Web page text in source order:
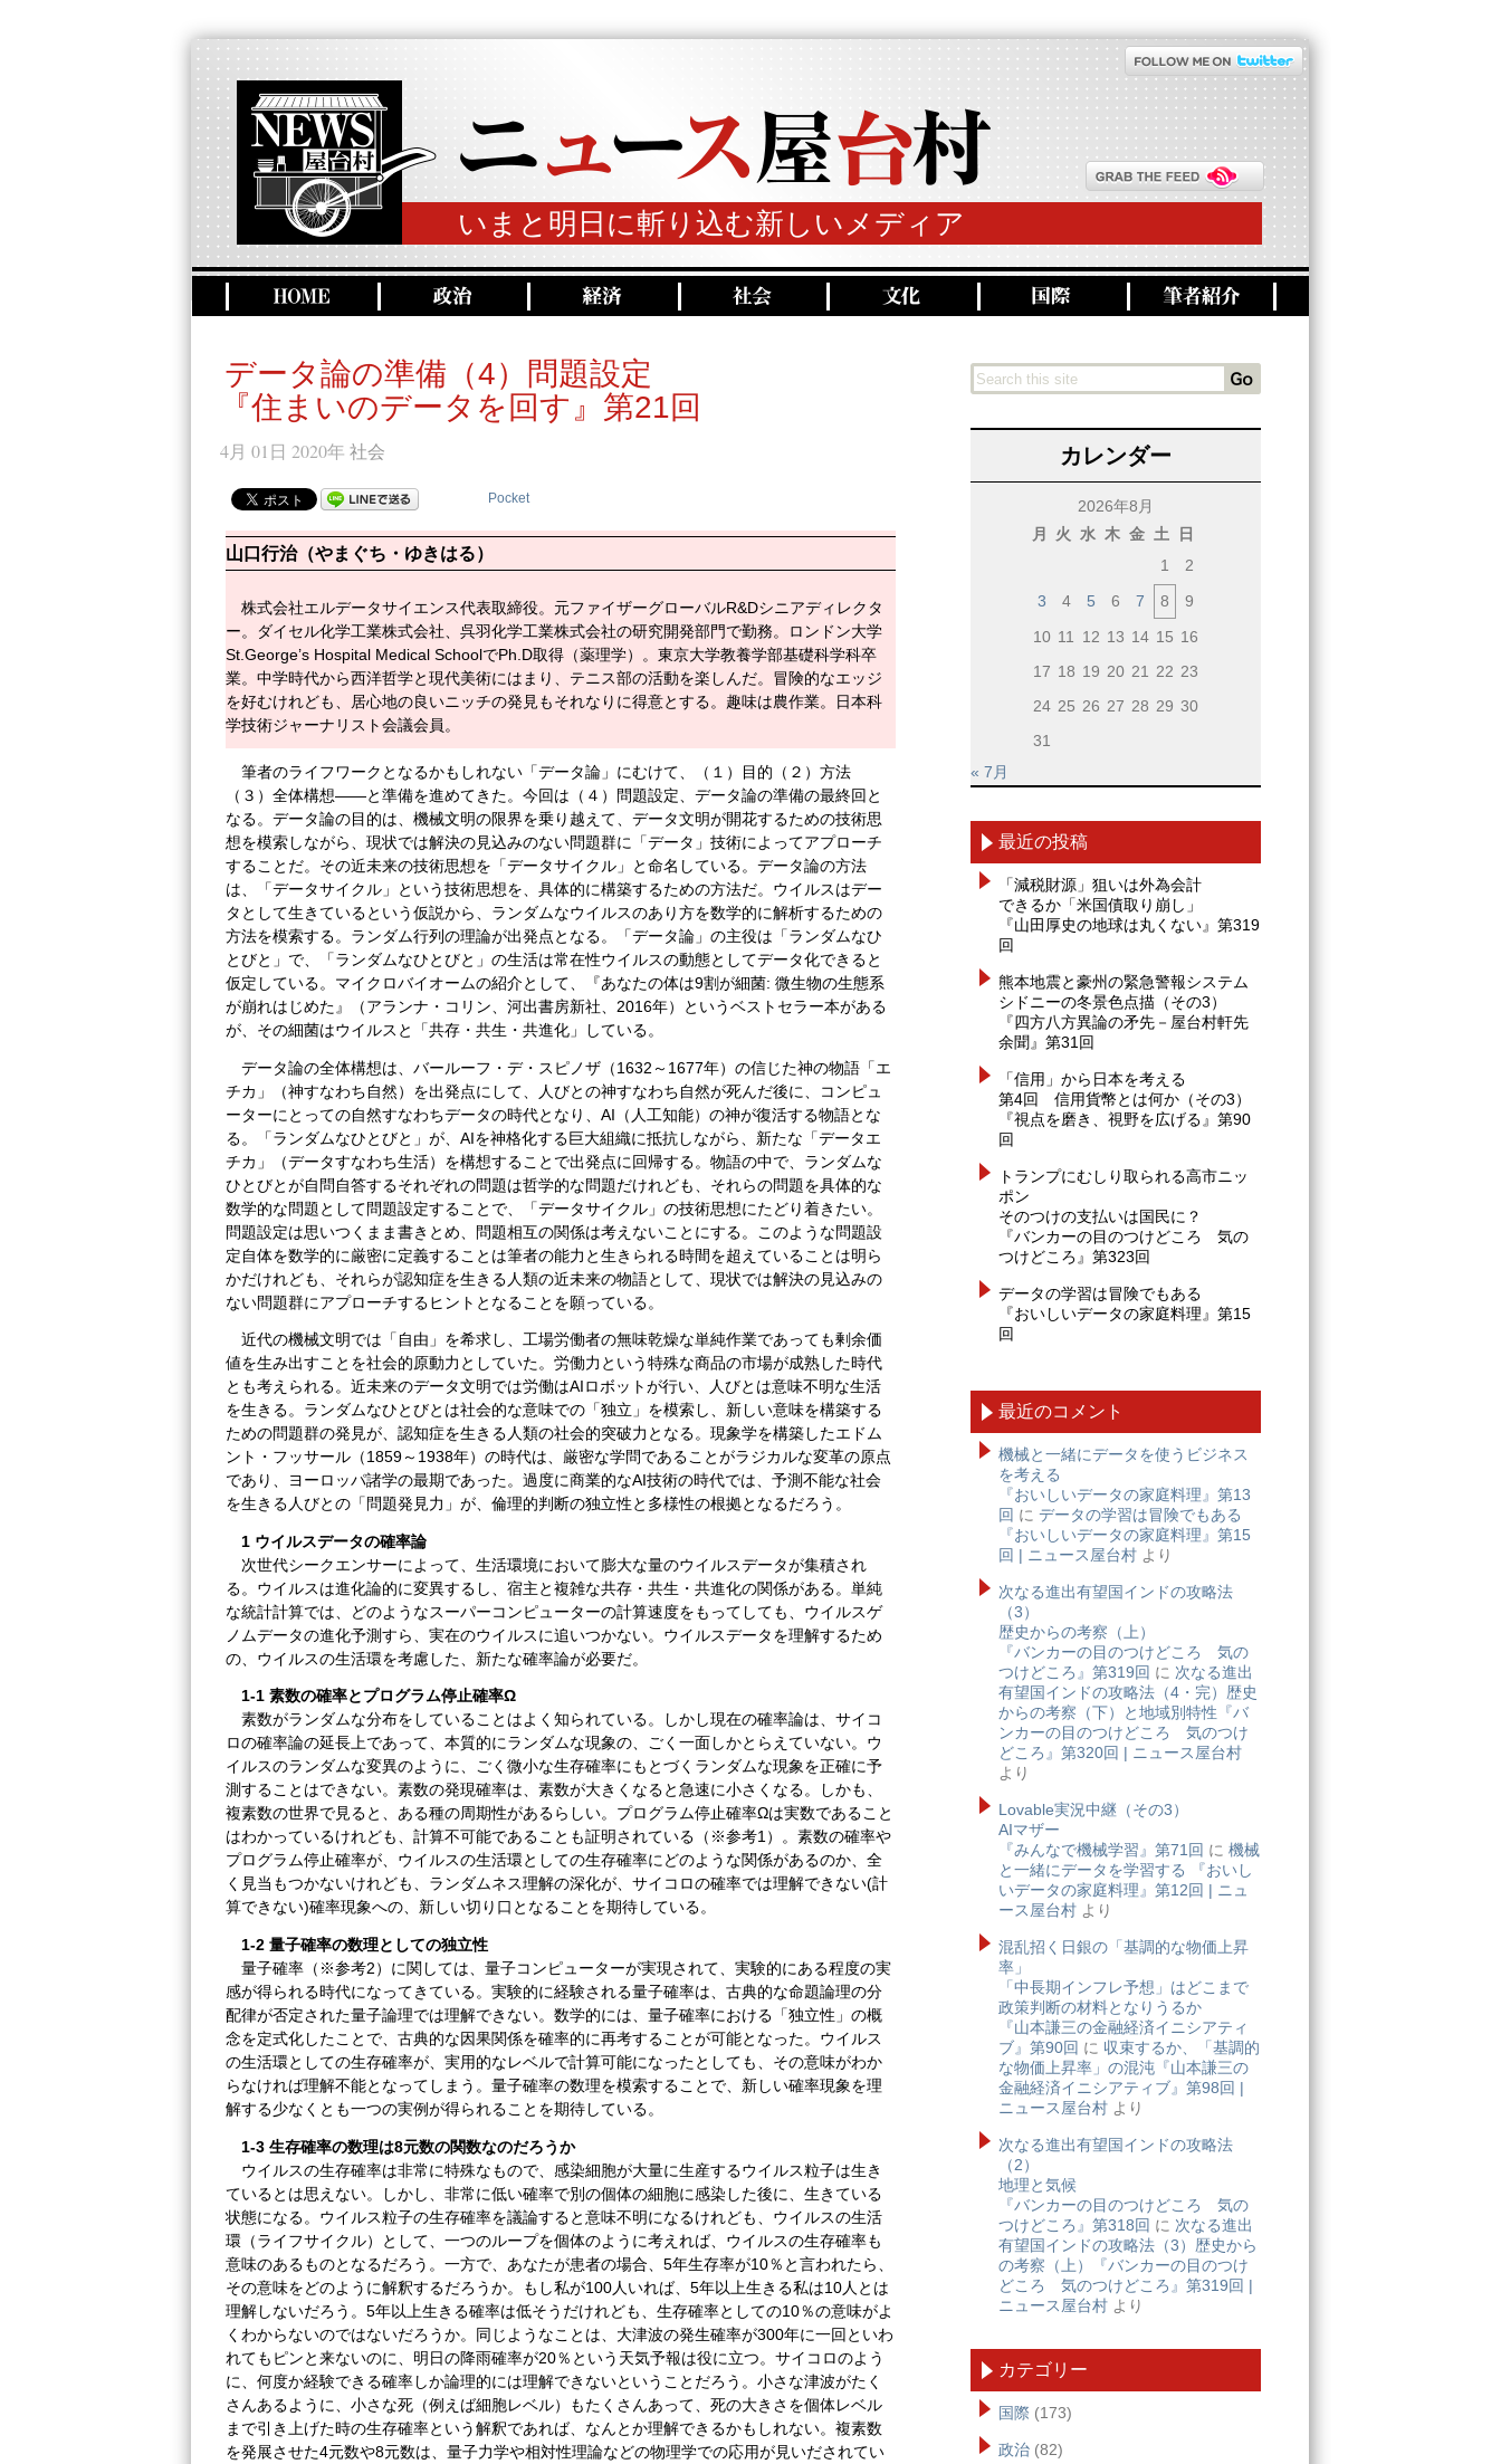
いまと明日に斬り込む新しいメディア
データ論の準備（4）問題設定
『住まいのデータを回す』第21回
4月 01日 2020年 社会
Pocket
山口行治（やまぐち・ゆきはる）
株式会社エルデータサイエンス代表取締役。元ファイザーグローバルR&Dシニアディレクタ
ー。ダイセル化学工業株式会社、呉羽化学工業株式会社の研究開発部門で勤務。ロンドン大学
St.George’s Hospital Medical SchoolでPh.D取得（薬理学）。東京大学教養学部基礎科学科卒
業。中学時代から西洋哲学と現代美術にはまり、テニス部の活動を楽しんだ。冒険的なエッジ
を好むけれども、居心地の良いニッチの発見もそれなりに得意とする。趣味は農作業。日本科
学技術ジャーナリスト会議会員。
筆者のライフワークとなるかもしれない「データ論」にむけて、（１）目的（２）方法
（３）全体構想――と準備を進めてきた。今回は（４）問題設定、データ論の準備の最終回と
なる。データ論の目的は、機械文明の限界を乗り越えて、データ文明が開花するための技術思
想を模索しながら、現状では解決の見込みのない問題群に「データ」技術によってアプローチ
することだ。その近未来の技術思想を「データサイクル」と命名している。データ論の方法
は、「データサイクル」という技術思想を、具体的に構築するための方法だ。ウイルスはデー
タとして生きているという仮説から、ランダムなウイルスのあり方を数学的に解析するための
方法を模索する。ランダム行列の理論が出発点となる。「データ論」の主役は「ランダムなひ
とびと」で、「ランダムなひとびと」の生活は常在性ウイルスの動態としてデータ化できると
仮定している。マイクロバイオームの紹介として、『あなたの体は9割が細菌: 微生物の生態系
が崩れはじめた』（アランナ・コリン、河出書房新社、2016年）というベストセラー本がある
が、その細菌はウイルスと「共存・共生・共進化」している。
データ論の全体構想は、バールーフ・デ・スピノザ（1632～1677年）の信じた神の物語「エ
チカ」（神すなわち自然）を出発点にして、人びとの神すなわち自然が死んだ後に、コンピュ
ーターにとっての自然すなわちデータの時代となり、AI（人工知能）の神が復活する物語とな
る。「ランダムなひとびと」が、AIを神格化する巨大組織に抵抗しながら、新たな「データエ
チカ」（データすなわち生活）を構想することで出発点に回帰する。物語の中で、ランダムな
ひとびとが自問自答するそれぞれの問題は哲学的な問題だけれども、それらの問題を具体的な
数学的な問題として問題設定することで、「データサイクル」の技術思想にたどり着きたい。
問題設定は思いつくまま書きとめ、問題相互の関係は考えないことにする。このような問題設
定自体を数学的に厳密に定義することは筆者の能力と生きられる時間を超えていることは明ら
かだけれども、それらが認知症を生きる人類の近未来の物語として、現状では解決の見込みの
ない問題群にアプローチするヒントとなることを願っている。
近代の機械文明では「自由」を希求し、工場労働者の無味乾燥な単純作業であっても剰余価
値を生み出すことを社会的原動力としていた。労働力という特殊な商品の市場が成熟した時代
とも考えられる。近未来のデータ文明では労働はAIロボットが行い、人びとは意味不明な生活
を生きる。ランダムなひとびとは社会的な意味での「独立」を模索し、新しい意味を構築する
ための問題群の発見が、認知症を生きる人類の社会的突破力となる。現象学を構築したエドム
ント・フッサール（1859～1938年）の時代は、厳密な学問であることがラジカルな変革の原点
であり、ヨーロッパ諸学の最期であった。過度に商業的なAI技術の時代では、予測不能な社会
を生きる人びとの「問題発見力」が、倫理的判断の独立性と多様性の根拠となるだろう。
1 ウイルスデータの確率論
次世代シークエンサーによって、生活環境において膨大な量のウイルスデータが集積され
る。ウイルスは進化論的に変異するし、宿主と複雑な共存・共生・共進化の関係がある。単純
な統計計算では、どのようなスーパーコンピューターの計算速度をもってしても、ウイルスゲ
ノムデータの進化予測すら、実在のウイルスに追いつかない。ウイルスデータを理解するため
の、ウイルスの生活環を考慮した、新たな確率論が必要だ。
1-1 素数の確率とプログラム停止確率Ω
素数がランダムな分布をしていることはよく知られている。しかし現在の確率論は、サイコ
ロの確率論の延長上であって、本質的にランダムな現象の、ごく一面しかとらえていない。ウ
イルスのランダムな変異のように、ごく微小な生存確率にもとづくランダムな現象を正確に予
測することはできない。素数の発現確率は、素数が大きくなると急速に小さくなる。しかも、
複素数の世界で見ると、ある種の周期性があるらしい。プログラム停止確率Ωは実数であること
はわかっているけれども、計算不可能であることも証明されている（※参考1）。素数の確率や
プログラム停止確率が、ウイルスの生活環としての生存確率にどのような関係があるのか、全
く見当もつかないけれども、ランダムネス理解の深化が、サイコロの確率では理解できない(計
算できない)確率現象への、新しい切り口となることを期待している。
1-2 量子確率の数理としての独立性
量子確率（※参考2）に関しては、量子コンピューターが実現されて、実験的にある程度の実
感が得られる時代になってきている。実験的に経験される量子確率は、古典的な命題論理の分
配律が否定された量子論理では理解できない。数学的には、量子確率における「独立性」の概
念を定式化したことで、古典的な因果関係を確率的に再考することが可能となった。ウイルス
の生活環としての生存確率が、実用的なレベルで計算可能になったとしても、その意味がわか
らなければ理解不能となってしまう。量子確率の数理を模索することで、新しい確率現象を理
解する少なくとも一つの実例が得られることを期待している。
1-3 生存確率の数理は8元数の関数なのだろうか
ウイルスの生存確率は非常に特殊なもので、感染細胞が大量に生産するウイルス粒子は生き
ているとは思えない。しかし、非常に低い確率で別の個体の細胞に感染した後に、生きている
状態になる。ウイルス粒子の生存確率を議論すると意味不明になるけれども、ウイルスの生活
環（ライフサイクル）として、一つのループを個体のように考えれば、ウイルスの生存確率も
意味のあるものとなるだろう。一方で、あなたが患者の場合、5年生存率が10％と言われたら、
その意味をどのように解釈するだろうか。もし私が100人いれば、5年以上生きる私は10人とは
理解しないだろう。5年以上生きる確率は低そうだけれども、生存確率としての10％の意味がよ
くわからないのではないだろうか。同じようなことは、大津波の発生確率が300年に一回といわ
れてもピンと来ないのに、明日の降雨確率が20％という天気予報は役に立つ。サイコロのよう
に、何度か経験できる確率しか論理的には理解できないということだろう。小さな津波がたく
さんあるように、小さな死（例えば細胞レベル）もたくさんあって、死の大きさを個体レベル
まで引き上げた時の生存確率という解釈であれば、なんとか理解できるかもしれない。複素数
を発展させた4元数や8元数は、量子力学や相対性理論などの物理学での応用が見いだされてい
カレンダー
2026年8月
月
火 水 木 金 土
日
1
2
3
4 5 6 7 8
9
10 11 12 13 14 15 16
17 18 19 20 21 22 23
24 25 26 27 28 29 30
31
« 7月
最近の投稿
「減税財源」狙いは外為会計
できるか「米国債取り崩し」
『山田厚史の地球は丸くない』第319
回
熊本地震と豪州の緊急警報システム
シドニーの冬景色点描（その3）
『四方八方異論の矛先－屋台村軒先
余聞』第31回
「信用」から日本を考える
第4回 信用貨幣とは何か（その3）
『視点を磨き、視野を広げる』第90
回
トランプにむしり取られる高市ニッ
ポン
そのつけの支払いは国民に？
『バンカーの目のつけどころ 気の
つけどころ』第323回
データの学習は冒険でもある
『おいしいデータの家庭料理』第15
回
最近のコメント
機械と一緒にデータを使うビジネス
を考える
『おいしいデータの家庭料理』第13
回 に データの学習は冒険でもある
『おいしいデータの家庭料理』第15
回 | ニュース屋台村 より
次なる進出有望国インドの攻略法
（3）
歴史からの考察（上）
『バンカーの目のつけどころ 気の
つけどころ』第319回 に 次なる進出
有望国インドの攻略法（4・完）歴史
からの考察（下）と地域別特性『バ
ンカーの目のつけどころ 気のつけ
どころ』第320回 | ニュース屋台村
より
Lovable実況中継（その3）
AIマザー
『みんなで機械学習』第71回 に 機械
と一緒にデータを学習する 『おいし
いデータの家庭料理』第12回 | ニュ
ース屋台村 より
混乱招く日銀の「基調的な物価上昇
率」
「中長期インフレ予想」はどこまで
政策判断の材料となりうるか
『山本謙三の金融経済イニシアティ
ブ』第90回 に 収束するか、「基調的
な物価上昇率」の混沌『山本謙三の
金融経済イニシアティブ』第98回 |
ニュース屋台村 より
次なる進出有望国インドの攻略法
（2）
地理と気候
『バンカーの目のつけどころ 気の
つけどころ』第318回 に 次なる進出
有望国インドの攻略法（3）歴史から
の考察（上）『バンカーの目のつけ
どころ 気のつけどころ』第319回 |
ニュース屋台村 より
カテゴリー
国際 (173)
政治 (82)